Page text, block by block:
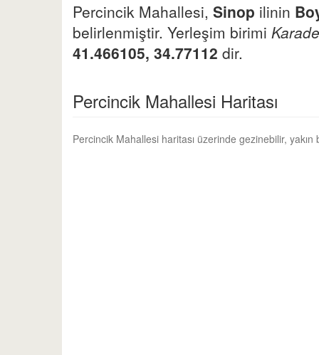
Percincik Mahallesi, Sinop ilinin
belirlenmiştir. Yerleşim birimi
41.466105, 34.77112 dir.
Percincik Mahallesi Haritası
Percincik Mahallesi haritası üzerinde gezinebilir,